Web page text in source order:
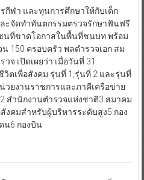
กีฬา และทุนการศึกษาให้กับเด็ก
ะจัดทำทันตกรรมตรวจรักษาฟันฟรี
นที่ขาดโอกาสในพื้นที่ชนบท พร้อม
150 ครอบครัว พลตำรวจเอก สม
จ เปิดเผยว่า เมื่อวันที่ 31
ตเพื่อสังคม รุ่นที่ 1,รุ่นที่ 2 และรุ่นที่
วยงานราชการและภาคีเครือข่าย
สำนักงานตำรวจแห่งชาติ3.สมาคม
งคมสำหรับผู้บริหารระดับสูง5.กอง
น6.กองบิน